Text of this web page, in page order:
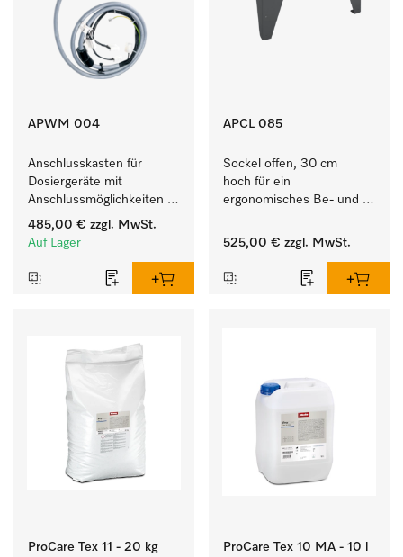
APWM 004
Anschlusskasten für
Dosiergeräte mit
Anschlussmöglichkeiten
für maximal 6
Dosierpumpen.
485,00 € zzgl. MwSt.
Auf Lager
APCL 085
Sockel offen, 30 cm
hoch für ein
ergonomisches Be- und
Waschmaschine und
525,00 € zzgl. MwSt.
ProCare Tex 11 - 20 kg ProCare Tex 10 MA - 10 l